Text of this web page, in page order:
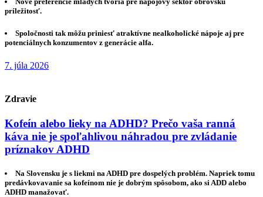
príležitosť.
Spoločnosti tak môžu priniesť atraktívne nealkoholické nápoje aj pre
potenciálnych konzumentov z generácie alfa.
7. júla 2026
Zdravie
Kofeín alebo lieky na ADHD? Prečo vaša ranná
káva nie je spoľahlivou náhradou pre zvládanie
príznakov ADHD
Na Slovensku je s liekmi na ADHD pre dospelých problém. Napriek tomu
predávkovavanie sa kofeínom nie je dobrým spôsobom, ako si ADD alebo
ADHD manažovať.